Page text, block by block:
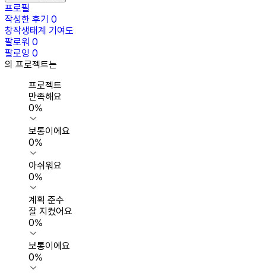
프로필
작성한 후기 0
창작생태계 기여도
팔로워 0
팔로잉 0
의 프로젝트는
프로젝트
만족해요
0%
보통이에요
0%
아쉬워요
0%
계획 준수
잘 지켰어요
0%
보통이에요
0%